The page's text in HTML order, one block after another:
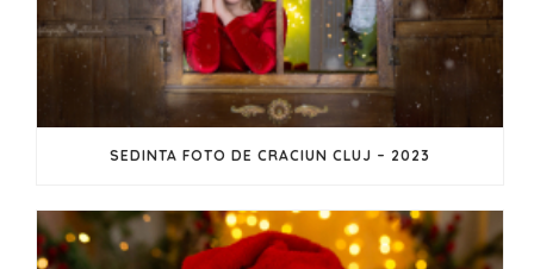
SEDINTA FOTO DE CRACIUN CLUJ – 2023